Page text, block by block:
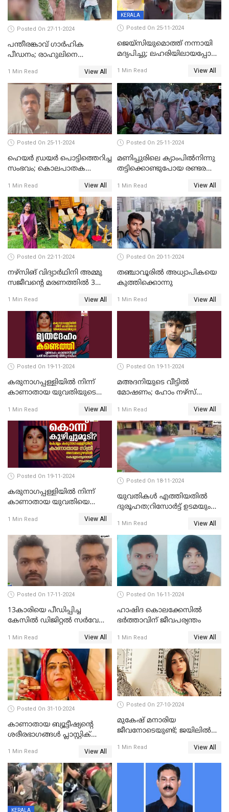
Posted On 27-11-2024
പന്തീരങ്കാവ് ഗാർഹിക
പീഡനം; രാഹുലിനെ
പൊലീസ് കോടതിയിൽ
അപേക്ഷ നൽകും
1 Min Read View All
KERALA
Posted On 25-11-2024
ജെയ്‌സിയുമൊത്ത് നന്നായി
മദ്യപിച്ചു; ലഹരിയിലായപ്പോൾ
പലവട്ടം അടിച്ചു;
നിലവിളിച്ചപ്പോൾ മുഖത്ത്
തലയിണ വച്ചമർത്തി;
അരുംകൊലയിൽ യുവാവും
യുവതിയും പിടിയിൽ
1 Min Read View All
Posted On 25-11-2024
ഹെയര്‍ ഡ്രയര്‍ പൊട്ടിത്തെറിച്ച
സംഭവം; കൊലപാതക
ചെയ്തു
1 Min Read View All
Posted On 25-11-2024
മണിപ്പുരിലെ ക്യാംപില്‍നിന്നു
തട്ടിക്കൊണ്ടുപോയ രണ്ടര
പീഡനത്തിനിരയായി
1 Min Read View All
Posted On 22-11-2024
നഴ്സിങ് വിദ്യാര്‍ഥിനി അമ്മു
സജീവന്റെ മരണത്തില്‍ 3
രേഖപ്പെടുത്തി
1 Min Read View All
Posted On 20-11-2024
തഞ്ചാവൂരില്‍ അധ്യാപികയെ
കുത്തിക്കൊന്നു
1 Min Read View All
Posted On 19-11-2024
കരുനാഗപ്പള്ളിയില്‍ നിന്ന്
കാണാതായ യുവതിയുടെ
1 Min Read View All
Posted On 19-11-2024
മഅദനിയുടെ വീട്ടിൽ
മോഷണം; ഹോം നഴ്‌സ്
1 Min Read View All
Posted On 19-11-2024
കരുനാഗപ്പള്ളിയില്‍ നിന്ന്
കാണാതായ യുവതിയെ
സംശയം
1 Min Read View All
Posted On 18-11-2024
യുവതികള്‍ എത്തിയതിൽ
ദുരൂഹത;റിസോര്‍ട്ട് ഉടമയും
1 Min Read View All
Posted On 17-11-2024
13കാരിയെ പീഡിപ്പിച്ച
കേസില്‍ ഡിജിറ്റല്‍ സര്‍വേ
1 Min Read View All
Posted On 16-11-2024
ഹാഷിദ കൊലക്കേസില്‍
ഭര്‍ത്താവിന് ജീവപര്യന്തം
1 Min Read View All
Posted On 31-10-2024
കാണാതായ ബ്യൂട്ടീഷ്യന്റെ
ശരീരഭാഗങ്ങൾ പ്ലാസ്റ്റിക്
1 Min Read View All
Posted On 27-10-2024
മുകേഷ് മനാരിയ
ജീവനോടെയുണ്ട്; ജയിലിൽ
അനുഭവിക്കുകയാണെന്ന്
സഹോദരി
1 Min Read View All
KERALA